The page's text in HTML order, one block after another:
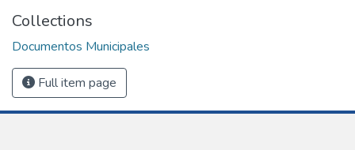
Collections
Documentos Municipales
Full item page